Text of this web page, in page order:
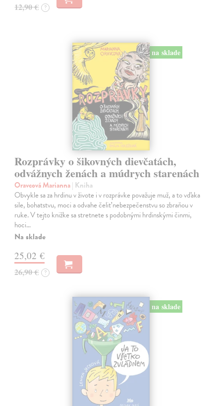
12,90 € ?
na sklade
Rozprávky o šikovných dievčatách,
odvážnych ženách a múdrych starenách
Oravcová Marianna| Kniha
Obvykle sa za hrdinu v živote i v rozprávke považuje muž, a to vďaka
sile, bohatstvu, moci a odvahe čeliť nebezpečenstvu so zbraňou v
ruke. V tejto knižke sa stretnete s podobnými hrdinskými činmi,
hoci…
Na sklade
25,02 €
26,90 € ?
na sklade